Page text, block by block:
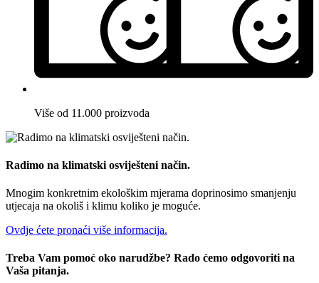
Više od 11.000 proizvoda
Radimo na klimatski osviješteni način.
Mnogim konkretnim ekološkim mjerama doprinosimo smanjenju
utjecaja na okoliš i klimu koliko je moguće.
Ovdje ćete pronaći više informacija.
Treba Vam pomoć oko narudžbe? Rado ćemo odgovoriti na
Vaša pitanja.